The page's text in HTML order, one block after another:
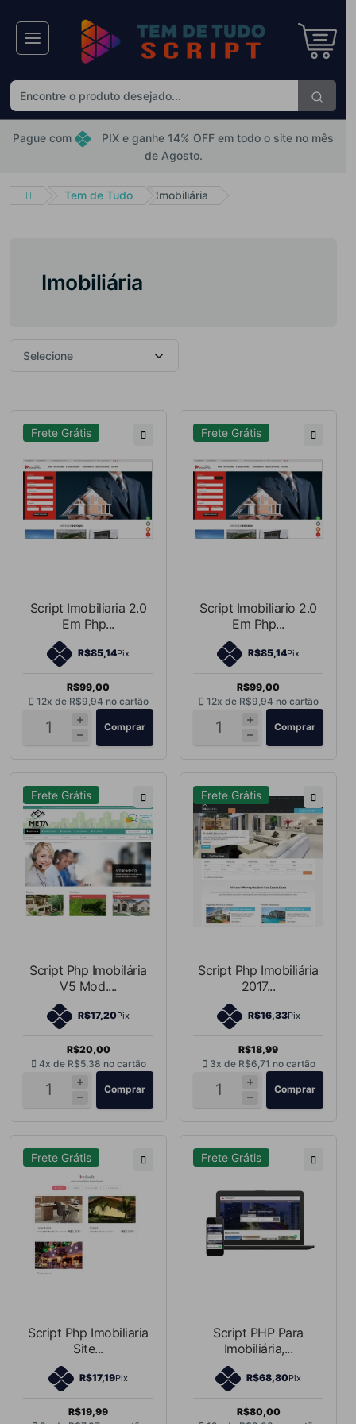
Pague com
PIX e ganhe 14% OFF em todo o site no mês
de Agosto.
Tem de Tudo Imobiliária
Imobiliária
Frete Grátis
Script Imobiliaria 2.0
Em Php...
R$85,14Pix
R$99,00
12x de R$9,94 no cartão
Comprar
Frete Grátis
Script Imobiliario 2.0
Em Php...
R$85,14Pix
R$99,00
12x de R$9,94 no cartão
Comprar
Frete Grátis
Script Php Imobilária
V5 Mod....
R$17,20Pix
R$20,00
4x de R$5,38 no cartão
Comprar
Frete Grátis
Script Php Imobiliária
2017...
R$16,33Pix
R$18,99
3x de R$6,71 no cartão
Comprar
Frete Grátis
Script Php Imobiliaria
Site...
R$17,19Pix
R$19,99
Frete Grátis
Script PHP Para
Imobiliária,...
R$68,80Pix
R$80,00
Receba ofertas e descontos exclusivos ×
Não gosto de promoções! Enviar